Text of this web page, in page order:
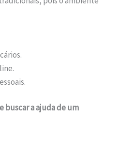
e buscar a ajuda de um